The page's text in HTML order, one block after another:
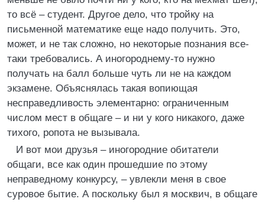
то всё – студент. Другое дело, что тройку на
письменной математике еще надо получить. Это,
может, и не так сложно, но некоторые познания все-
таки требовались. А иногороднему-то нужно
получать на балл больше чуть ли не на каждом
экзамене. Объяснялась такая вопиющая
несправедливость элементарно: ограниченным
числом мест в общаге – и ни у кого никакого, даже
тихого, ропота не вызывала.
И вот мои друзья – иногородние обитатели
общаги, все как один прошедшие по этому
неправедному конкурсу, – увлекли меня в свое
суровое бытие. А поскольку был я москвич, в общаге